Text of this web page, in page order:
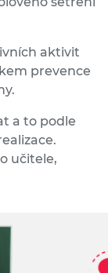
aktivit
prevence
a to podle
učitele,